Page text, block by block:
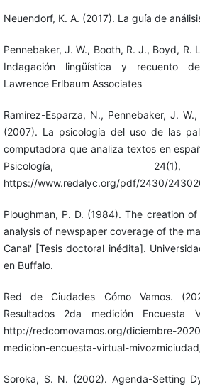
Neuendorf, K. A. (2017). La guía de
Pennebaker, J. W., Booth, R. J., Boyd, R.
Indagación lingüística y recuento
Lawrence Erlbaum Associates
Ramírez-Esparza, N., Pennebaker, J.
(2007). La psicología del uso de las
computadora que analiza textos en
Psicología,
https://www.redalyc.org/pdf/2430/
Ploughman, P. D. (1984). The creation
analysis of newspaper coverage of the
Canal' [Tesis doctoral inédita].
en Buffalo.
Red de Ciudades Cómo Vamos.
Resultados 2da medición Encuesta
http://redcomovamos.org/diciembre-
medicion-encuesta-virtual-
Soroka, S. N. (2002). Agenda-Setting